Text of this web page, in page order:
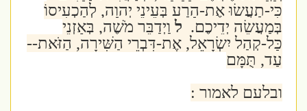
כִּי-תַעֲשׂוּ אֶת-הָרַע בְּעֵינֵי יְהוָה, לְהַכְעִיסוֹ
בְּמַעֲשֵׂה יְדֵיכֶם.ל וַיְדַבֵּר מֹשֶׁה, בְּאָזְנֵי
כָּל-קְהַל יִשְׂרָאֵל, אֶת-דִּבְרֵי הַשִּׁירָה, הַזֹּאת--
עַד, תֻּמָּם
ובלעם לאמור :